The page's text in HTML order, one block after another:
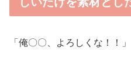
「俺〇〇、よろしくな！！」